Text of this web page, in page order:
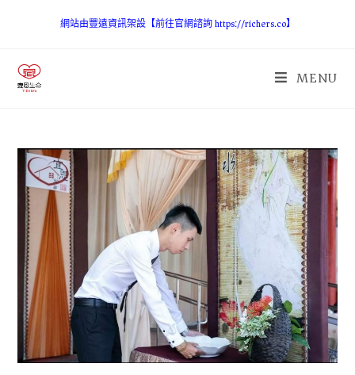
網站由豐遠資訊架設【前往官網諮詢 https://richers.co】
MENU